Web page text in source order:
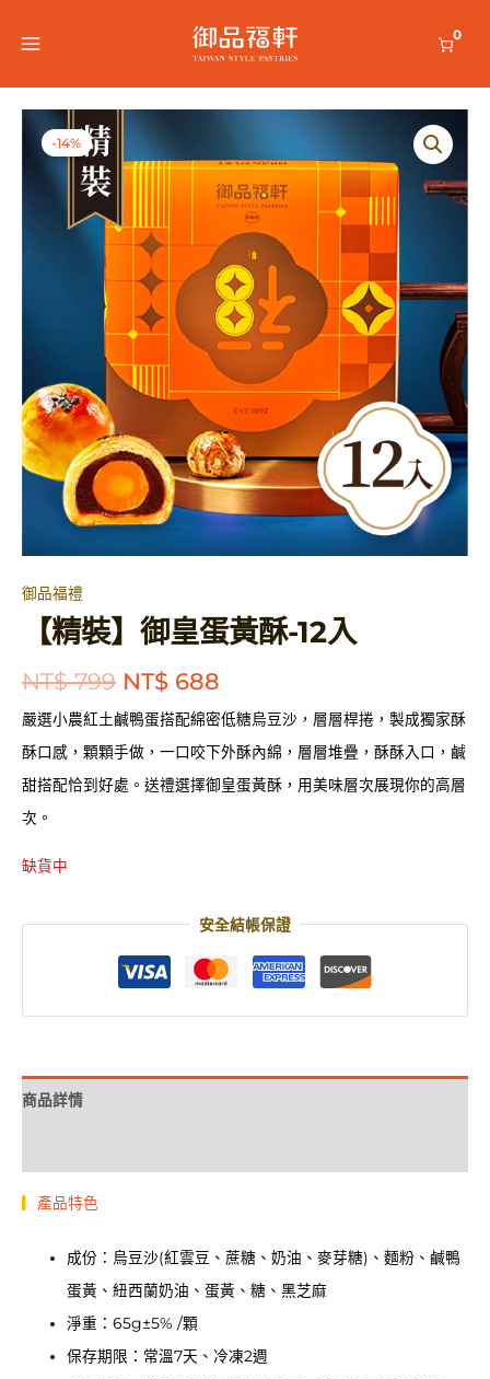
0
-14%
御品福禮
【精裝】御皇蛋黃酥-12入
NT$799 原
始
價
格：
NT$ 688
前
價
格：
嚴選小農紅土鹹鴨蛋搭配綿密低糖烏豆沙，層層桿捲，製成獨家酥
酥口感，顆顆手做，一口咬下外酥內綿，層層堆疊，酥酥入口，鹹
甜搭配恰到好處。送禮選擇御皇蛋黃酥，用美味層次展現你的高層
次。
缺貨中
安全結帳保證
商品詳情
產品特色
成份：烏豆沙(紅雲豆、蔗糖、奶油、麥芽糖)、麵粉、鹹鴨
蛋黃、紐西蘭奶油、蛋黃、糖、黑芝麻
淨重：65g±5% /顆
保存期限：常溫7天、冷凍2週